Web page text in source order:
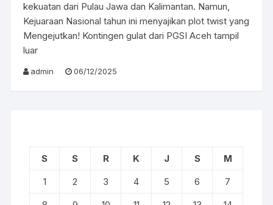
kekuatan dari Pulau Jawa dan Kalimantan. Namun,
Kejuaraan Nasional tahun ini menyajikan plot twist yang
Mengejutkan! Kontingen gulat dari PGSI Aceh tampil
luar
admin 06/12/2025
S S R K J S
M
1
2 3 4 5 6
7